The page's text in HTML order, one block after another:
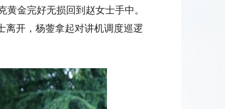
金完好无损回到赵女士手中。
离开，杨蓥拿起对讲机调度巡逻